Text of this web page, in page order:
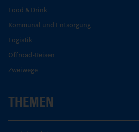
Food & Drink
Kommunal und Entsorgung
Logistik
Offroad-Reisen
Zweiwege
THEMEN